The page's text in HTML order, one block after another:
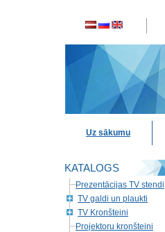
Uz sākumu
KATALOGS
Prezentācijas TV stendi
TV galdi un plaukti
TV Kronšteini
Projektoru kronšteini